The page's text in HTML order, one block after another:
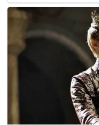
kemalangan maut